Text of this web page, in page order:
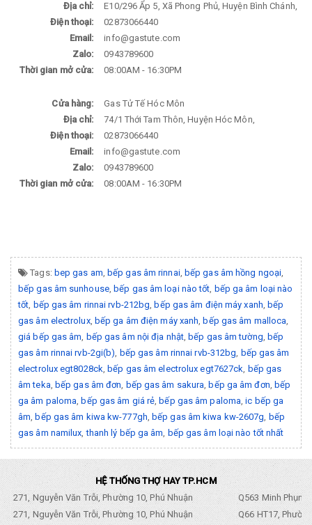
Địa chỉ:
E10/296 Ẩp 5, Xã Phong Phủ, Huyện Bình Chánh,
Điện thoại:
02873066440
Email:
info@gastute.com
Zalo:
0943789600
Thời gian mở cửa:
08:00AM - 16:30PM
Cửa hàng:
Gas Tử Tế Hóc Môn
Địa chỉ:
74/1 Thới Tam Thôn, Huyện Hóc Môn,
Điện thoại:
02873066440
Email:
info@gastute.com
Zalo:
0943789600
Thời gian mở cửa:
08:00AM - 16:30PM
Tags: bep gas am, bếp gas âm rinnai, bếp gas âm hồng ngoại,
bếp gas âm sunhouse, bếp gas âm loại nào tốt, bếp ga âm loại nào
tốt, bếp gas âm rinnai rvb-212bg, bếp gas âm điện máy xanh, bếp
gas âm electrolux, bếp ga âm điện máy xanh, bếp gas âm malloca,
giá bếp gas âm, bếp gas âm nội địa nhật, bếp gas âm tường, bếp
gas âm rinnai rvb-2gi(b), bếp gas âm rinnai rvb-312bg, bếp gas âm
electrolux egt8028ck, bếp gas âm electrolux egt7627ck, bếp gas
âm teka, bếp gas âm đơn, bếp gas âm sakura, bếp ga âm đơn, bếp
ga âm paloma, bếp gas âm giá rẻ, bếp gas âm paloma,ic bếp ga
âm, bếp gas âm kiwa kw-777gh, bếp gas âm kiwa kw-2607g, bếp
gas âm namilux,thanh lý bếp ga âm, bếp gas âm loại nào tốt nhất
HỆ THỐNG THỢ HAY TP.HCM
271, Nguyễn Văn Trỗi, Phường 10, Phú Nhuận
Q563 Minh
271, Nguyễn Văn Trỗi, Phường 10, Phú Nhuận
Q66 HT17,